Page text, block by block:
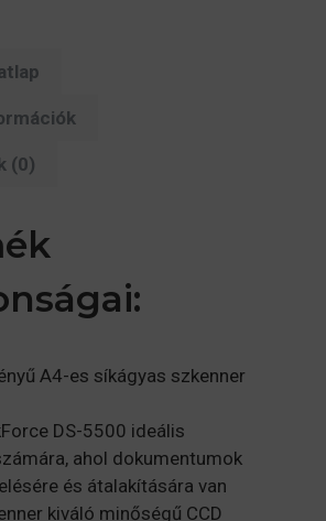
(0)
A4-es síkágyas szkenner
DS-5500 ideális
ahol dokumentumok
és átalakítására van
kiváló minőségű CCD